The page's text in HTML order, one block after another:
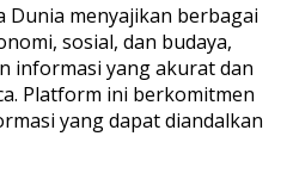
Dunia menyajikan berbagai
sosial, dan budaya,
informasi yang akurat dan
Platform ini berkomitmen
yang dapat diandalkan